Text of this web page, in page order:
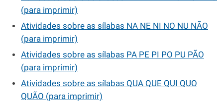
(para imprimir)
Atividades sobre as sílabas NA NE NI NO NU NÃO
(para imprimir)
Atividades sobre as sílabas PA PE PI PO PU PÃO
(para imprimir)
Atividades sobre as sílabas QUA QUE QUI QUO
QUÃO (para imprimir)